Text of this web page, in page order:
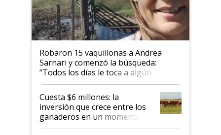
Robaron 15 vaquillonas a Andrea
Sarnari y comenzó la búsqueda:
“Todos los días le toca a algún
productor”
Cuesta $6 millones: la
inversión que crece entre los
ganaderos en un momento
histórico para la actividad